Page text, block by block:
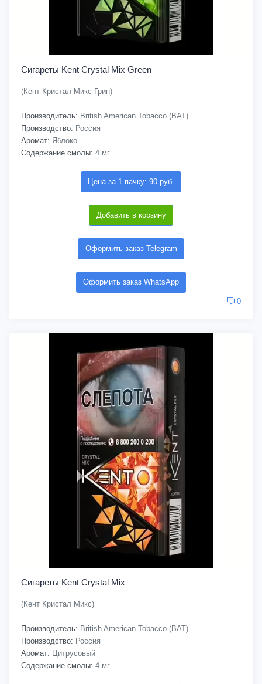
Сигареты Kent Crystal Mix Green
(Кент Кристал Микс Грин)
Производитель: British American Tobacco (BAT)
Производство: Россия
Аромат: Яблоко
Содержание смолы: 4 мг
Цена за 1 пачку: 90 руб.
Добавить в корзину
Оформить заказ Telegram
Оформить заказ WhatsApp
0
Сигареты Kent Crystal Mix
(Кент Кристал Микс)
Производитель: British American Tobacco (BAT)
Производство: Россия
Аромат: Цитрусовый
Содержание смолы: 4 мг